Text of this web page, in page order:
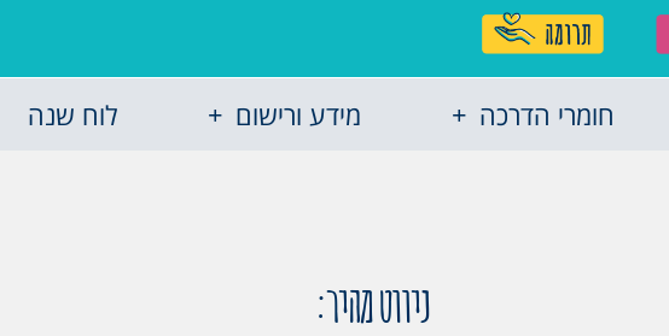
חומרי הדרכה מידע ורישום לוח שנה
ניווט מהיר: